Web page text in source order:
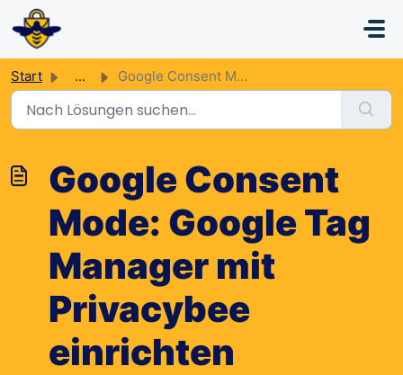
Zum hauptsächlichen Inhalt gehen
Start ... Google Consent Mode: Google Tag Manager mit Privacybee ei...
Google Consent
Mode: Google Tag
Manager mit
Privacybee
einrichten